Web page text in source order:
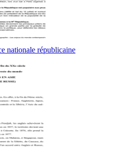
nationale républicaine